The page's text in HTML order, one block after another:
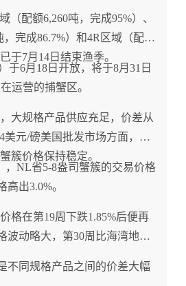
（配额6,260吨，完成95%）、
，完成86.7%）和4R区域（配额
于7月14日结束渔季。
于6月18日开放，将于8月31日
运营的捕蟹区。
大规格产品供应充足，价差从
美元/磅美国批发市场方面，最
簇价格保持稳定。
，NL省5-8盎司蟹簇的交易价格
高出3.0%。
格在第19周下跌1.85%后便再
波动略大，第30周比海湾地区
不同规格产品之间的价差大幅